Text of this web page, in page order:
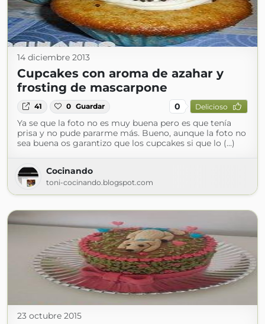
14 diciembre 2013
Cupcakes con aroma de azahar y
frosting de mascarpone
41 0 Guardar 0 Delicioso
Ya se que la foto no es muy buena pero es que tenía
prisa y no pude pararme más. Bueno, aunque la foto no
sea buena os garantizo que los cupcakes si que lo (...)
Cocinando
toni-cocinando.blogspot.com
23 octubre 2015